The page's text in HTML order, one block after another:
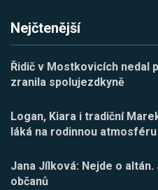
Nejčtenější
Řidič v Mostkovicích nedal
zranila spolujezdkyně
Logan, Kiara i tradiční
láká na rodinnou
Jana Jílková: Nejde o
občanů